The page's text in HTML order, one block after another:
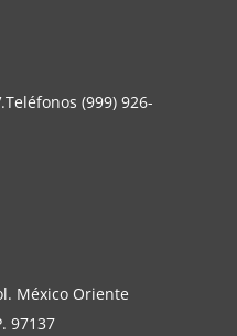
(999) 926-
México Oriente
97137